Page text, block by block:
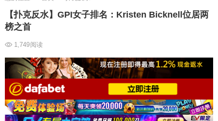
【扑克反水】GPI女子排名：Kristen Bicknell位居两
榜之首
1,749阅读